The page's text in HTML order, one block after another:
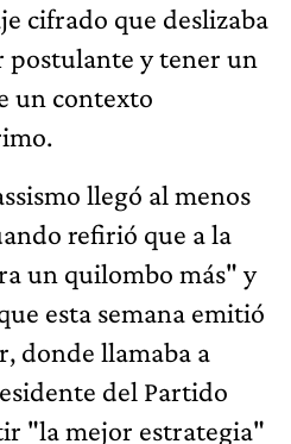
cifrado que deslizaba
postulante y tener un
un contexto
llegó al menos
refirió que a la
un quilombo más" y
esta semana emitió
donde llamaba a
del Partido
"la mejor estrategia"